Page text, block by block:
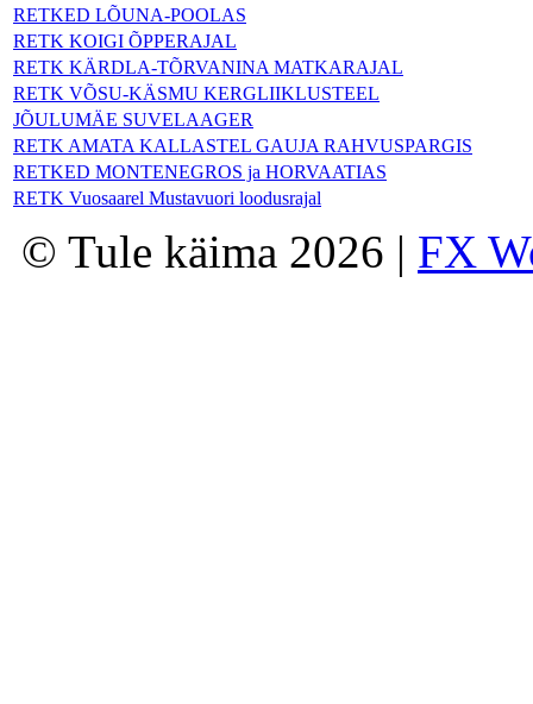
RETKED LÕUNA-POOLAS
RETK KOIGI ÕPPERAJAL
RETK KÄRDLA-TÕRVANINA MATKARAJAL
RETK VÕSU-KÄSMU KERGLIIKLUSTEEL
JÕULUMÄE SUVELAAGER
RETK AMATA KALLASTEL GAUJA RAHVUSPARGIS
RETKED MONTENEGROS ja HORVAATIAS
RETK Vuosaarel Mustavuori loodusrajal
© Tule käima 2026 | FX